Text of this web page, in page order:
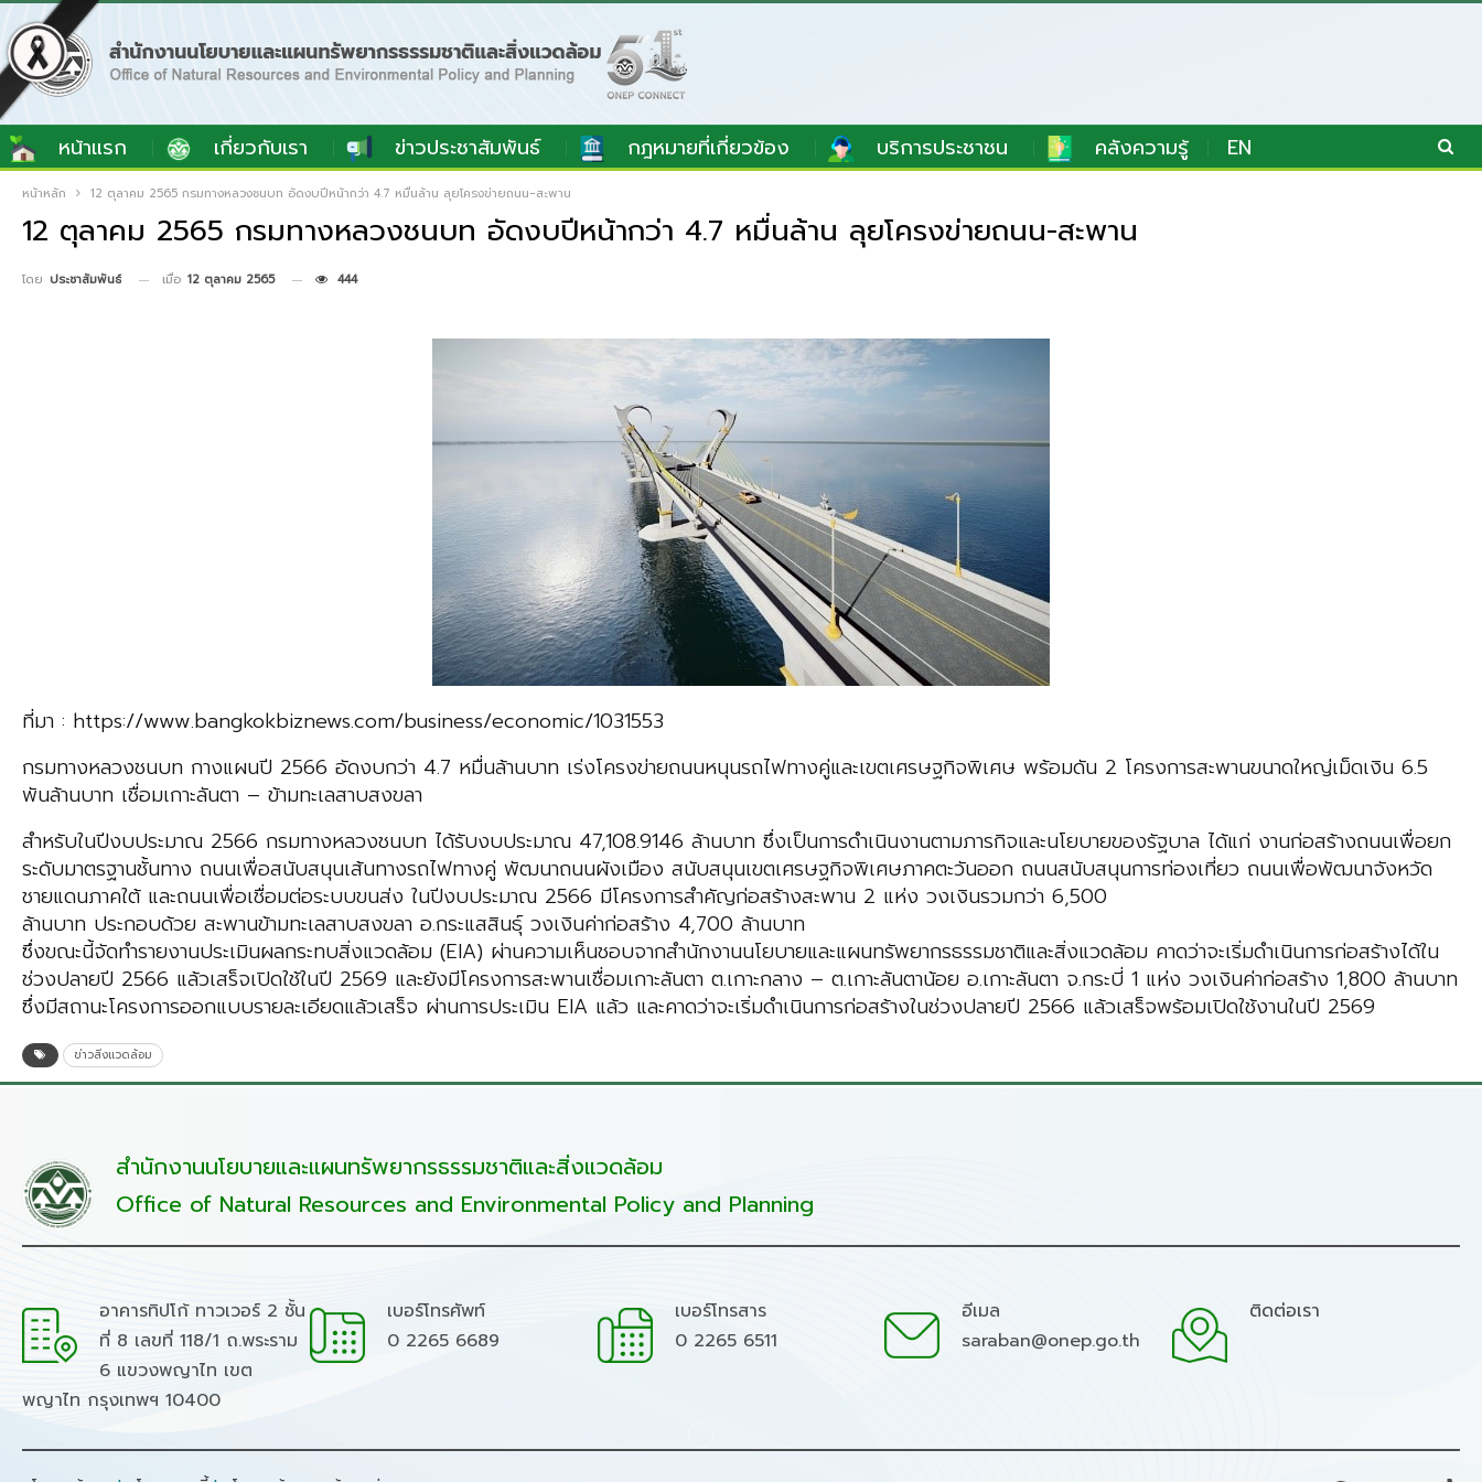
หน้าแรก เกี่ยวกับเรา ข่าวประชาสัมพันธ์ กฎหมายที่เกี่ยวข้อง บริการประชาชน คลังความรู้ EN
หน้าหลัก 12 ตุลาคม 2565 กรมทางหลวงชนบท อัดงบปีหน้ากว่า 4.7 หมื่นล้าน ลุยโครงข่ายถนน-สะพาน
12 ตุลาคม 2565 กรมทางหลวงชนบท อัดงบปีหน้ากว่า 4.7 หมื่นล้าน ลุยโครงข่ายถนน-สะพาน
โดย ประชาสัมพันธ์ เมื่อ 12 ตุลาคม 2565 444
ที่มา : https://www.bangkokbiznews.com/business/economic/1031553
กรมทางหลวงชนบท กางแผนปี 2566 อัดงบกว่า 4.7 หมื่นล้านบาท เร่งโครงข่ายถนนหนุนรถไฟทางคู่และเขตเศรษฐกิจพิเศษ พร้อมดัน 2 โครงการสะพานขนาดใหญ่เม็ดเงิน 6.5
พันล้านบาท เชื่อมเกาะลันตา – ข้ามทะเลสาบสงขลา
สำหรับในปีงบประมาณ 2566 กรมทางหลวงชนบท ได้รับงบประมาณ 47,108.9146 ล้านบาท ซึ่งเป็นการดำเนินงานตามภารกิจและนโยบายของรัฐบาล ได้แก่ งานก่อสร้างถนนเพื่อยก
ระดับมาตรฐานชั้นทาง ถนนเพื่อสนับสนุนเส้นทางรถไฟทางคู่ พัฒนาถนนผังเมือง สนับสนุนเขตเศรษฐกิจพิเศษภาคตะวันออก ถนนสนับสนุนการท่องเที่ยว ถนนเพื่อพัฒนาจังหวัด
ชายแดนภาคใต้ และถนนเพื่อเชื่อมต่อระบบขนส่ง ในปีงบประมาณ 2566 มีโครงการสำคัญก่อสร้างสะพาน 2 แห่ง วงเงินรวมกว่า 6,500
ล้านบาท ประกอบด้วย สะพานข้ามทะเลสาบสงขลา อ.กระแสสินธุ์ วงเงินค่าก่อสร้าง 4,700 ล้านบาท
ซึ่งขณะนี้จัดทำรายงานประเมินผลกระทบสิ่งแวดล้อม (EIA) ผ่านความเห็นชอบจากสำนักงานนโยบายและแผนทรัพยากรธรรมชาติและสิ่งแวดล้อม คาดว่าจะเริ่มดำเนินการก่อสร้างได้ใน
ช่วงปลายปี 2566 แล้วเสร็จเปิดใช้ในปี 2569 และยังมีโครงการสะพานเชื่อมเกาะลันตา ต.เกาะกลาง – ต.เกาะลันตาน้อย อ.เกาะลันตา จ.กระบี่ 1 แห่ง วงเงินค่าก่อสร้าง 1,800 ล้านบาท
ซึ่งมีสถานะโครงการออกแบบรายละเอียดแล้วเสร็จ ผ่านการประเมิน EIA แล้ว และคาดว่าจะเริ่มดำเนินการก่อสร้างในช่วงปลายปี 2566 แล้วเสร็จพร้อมเปิดใช้งานในปี 2569
ข่าวสิ่งแวดล้อม
สำนักงานนโยบายและแผนทรัพยากรธรรมชาติและสิ่งแวดล้อม
Office of Natural Resources and Environmental Policy and Planning
อาคารทิปโก้ ทาวเวอร์ 2 ชั้น
ที่ 8 เลขที่ 118/1 ถ.พระราม
6 แขวงพญาไท เขต
พญาไท กรุงเทพฯ 10400
เบอร์โทรศัพท์
0 2265 6689
เบอร์โทรสาร
0 2265 6511
อีเมล
saraban@onep.go.th
ติดต่อเรา